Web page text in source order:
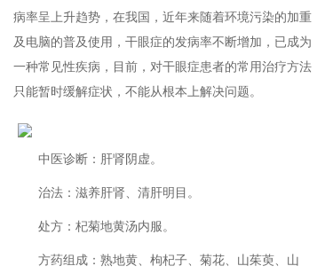
病率呈上升趋势，在我国，近年来随着环境污染的加重
及电脑的普及使用，干眼症的发病率不断增加，已成为
一种常见性疾病，目前，对干眼症患者的常用治疗方法
只能暂时缓解症状，不能从根本上解决问题。
中医诊断：肝肾阴虚。
治法：滋养肝肾、清肝明目。
处方：杞菊地黄汤内服。
方药组成：熟地黄、枸杞子、菊花、山茱萸、山